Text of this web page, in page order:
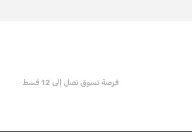
فرصة تسوق تصل إلى 12 قسط